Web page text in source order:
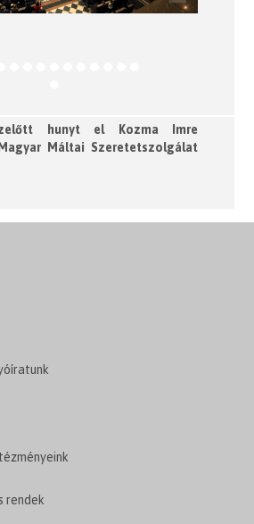
hunyt el Kozma Imre
Máltai Szeretetszolgálat
rendek